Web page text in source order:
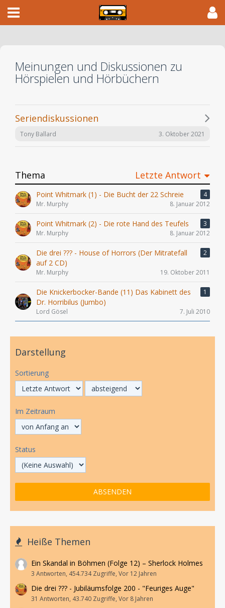
Meinungen und Diskussionen zu
Hörspielen und Hörbüchern
Seriendiskussionen
Tony Ballard 3. Oktober 2021
Thema Letzte Antwort
Point Whitmark (1) - Die Bucht der 22 Schreie
4
Mr. Murphy
8. Januar 2012
Point Whitmark (2) - Die rote Hand des Teufels
3
Mr. Murphy
8. Januar 2012
Die drei ??? - House of Horrors (Der Mitratefall
auf 2 CD)
2
Mr. Murphy 19. Oktober 2011
Die Knickerbocker-Bande (11) Das Kabinett des
Dr. Horribilus (Jumbo)
1
Lord Gösel 7. Juli 2010
Darstellung
Sortierung
Im Zeitraum
Status
Heiße Themen
Ein Skandal in Böhmen (Folge 12) – Sherlock Holmes
3 Antworten, 454.734 Zugriffe, Vor 12 Jahren
Die drei ??? - Jubiläumsfolge 200 - "Feuriges Auge"
31 Antworten, 43.740 Zugriffe, Vor 8 Jahren